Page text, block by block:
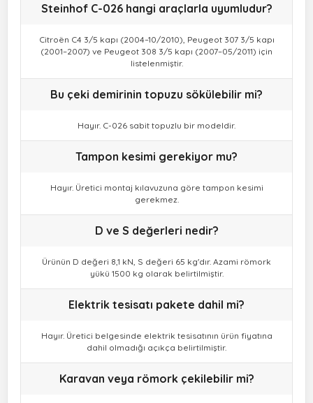
Steinhof C-026 hangi araçlarla uyumludur?
Citroën C4 3/5 kapı (2004–10/2010), Peugeot 307 3/5 kapı
(2001–2007) ve Peugeot 308 3/5 kapı (2007–05/2011) için
listelenmiştir.
Bu çeki demirinin topuzu sökülebilir mi?
Hayır. C-026 sabit topuzlu bir modeldir.
Tampon kesimi gerekiyor mu?
Hayır. Üretici montaj kılavuzuna göre tampon kesimi
gerekmez.
D ve S değerleri nedir?
Ürünün D değeri 8,1 kN, S değeri 65 kg'dır. Azami römork
yükü 1500 kg olarak belirtilmiştir.
Elektrik tesisatı pakete dahil mi?
Hayır. Üretici belgesinde elektrik tesisatının ürün fiyatına
dahil olmadığı açıkça belirtilmiştir.
Karavan veya römork çekilebilir mi?